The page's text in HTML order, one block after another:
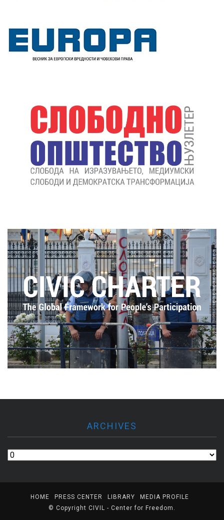
ARCHIVES
Archives
HOME PRESS CENTER LIBRARY
MEDIA PROFILE
© Copyright CIVIL - Center for Freedom .